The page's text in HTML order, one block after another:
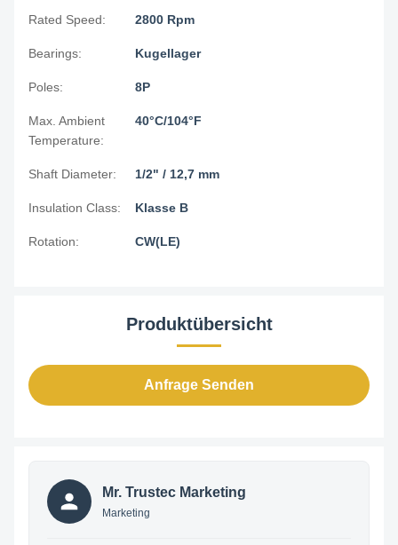
Rated Speed: 2800 Rpm
Bearings: Kugellager
Poles: 8P
Max. Ambient
Temperature:
40°C/104°F
Shaft Diameter: 1/2" / 12,7 mm
Insulation Class: Klasse B
Rotation: CW(LE)
Produktübersicht
Anfrage Senden
Mr. Trustec Marketing
Marketing